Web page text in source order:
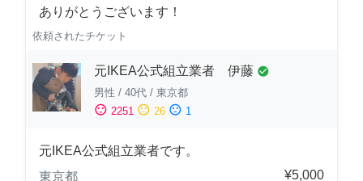
ありがとうございます！
依頼されたチケット
元IKEA公式組立業者 伊藤 check_circle
男性 / 40代 / 東京都
sentiment_satisfied 2251 sentiment_neutral 26 sentiment_dissatisfied 1
元IKEA公式組立業者です。
東京都
¥5,000